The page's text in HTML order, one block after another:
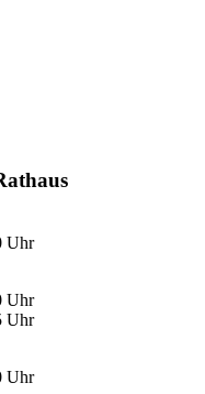
Uhr
Uhr
Uhr
Uhr